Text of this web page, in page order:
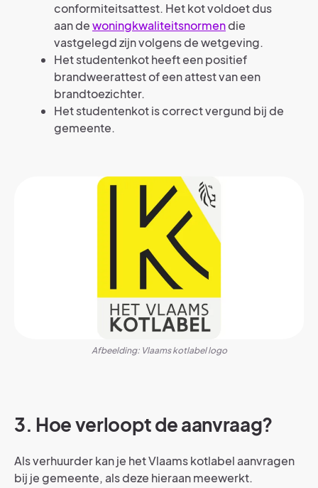
conformiteitsattest. Het kot voldoet dus
aan dewoningkwaliteitsnormendie
vastgelegd zijn volgens de wetgeving.
Het studentenkot heeft een positief
brandweerattest of een attest van een
brandtoezichter.
Het studentenkot is correct vergund bij de
gemeente.
Afbeelding: Vlaams kotlabel logo
3. Hoe verloopt de aanvraag?
Als verhuurder kan je het Vlaams kotlabel aanvragen
bij je gemeente, als deze hieraan meewerkt.